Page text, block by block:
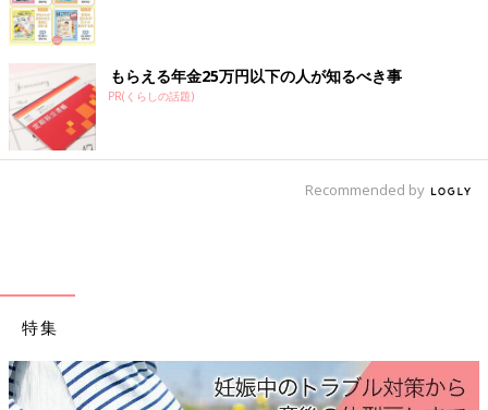
の声と、多数のお弁当の著書がある料理研究家
のほりえさちこさんにアレンジレシピについて
中途半端に休むと、体の疲れは取れないし、やる気って湧いてき
ませんね。確かに、手を抜く時はしっかり手を抜いたほうが、心
も体もラクになるのかもしれません。「本日、妻とママはお休み
（取材・文／酒井範子、たまひよONLINE編集部）
※記事の内容は2021年7月の情報で、現在と異なる場合がありま
す。
野々村友紀子さん
もらえる年金25万円以下の人が知るべき事
PR(くらしの話題)
Recommended by
特集